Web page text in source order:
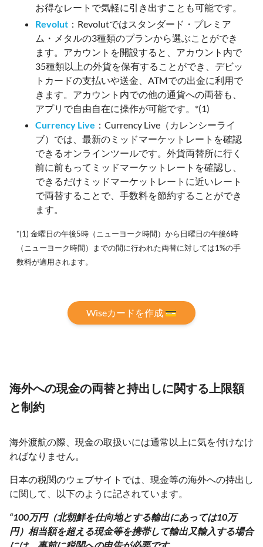
お得なレートで気軽に引き出すことも可能です。
Revolut ：Revolutではスタンダード・プレミア
ム・メタルの3種類のプランから選ぶことができ
ます。アカウントを開設すると、アカウント内で
35種類以上の外貨を保有することができ、デビッ
トカードの支払いや送金、ATMでの出金に利用で
きます。アカウント内での他の通貨への両替も、
アプリで自由自在に操作が可能です。*(1)
Currency Live ：Currency Live（カレンシーライ
ブ）では、最新のミッドマーケットレートを確認
できるオンラインツールです。外貨両替所に行く
前に前もってミッドマーケットレートを確認し、
できるだけミッドマーケットレートに近いレート
で両替することで、手数料を節約することができ
ます。
*(1) 金曜日の午後5時（ニューヨーク時間）から日曜日の午後6時
（ニューヨーク時間）までの間に行われた両替に対しては1%の手
数料が適用されます。
Wiseカードを作成 💳
海外への現金の両替と持出しに関する上限額
と制約
海外渡航の際、現金の取扱いには通常以上に気を付けなけ
ればなりません。
日本の税関のウェブサイトでは、現金等の海外への持出し
に関して、以下のように記されています。
“100万円（北朝鮮を仕向地とする輸出にあっては10万
円）相当額を超える現金等を携帯して輸出又輸入する場合